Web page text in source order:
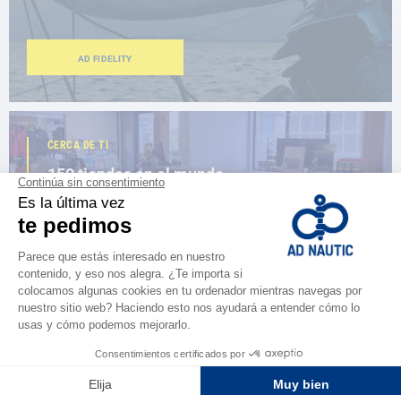
AD FIDELITY
CERCA DE TI
150 tiendas en el mundo,
la fuerza de una red
ENCUENTRA UNA TIENDA
Satisfecho o reembolsado